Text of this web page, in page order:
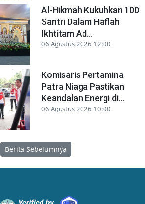
Al-Hikmah Kukuhkan 100
Santri Dalam Haflah
Ikhtitam Ad...
06 Agustus 2026 12:00
Komisaris Pertamina
Patra Niaga Pastikan
Keandalan Energi di...
06 Agustus 2026 10:00
Berita Sebelumnya